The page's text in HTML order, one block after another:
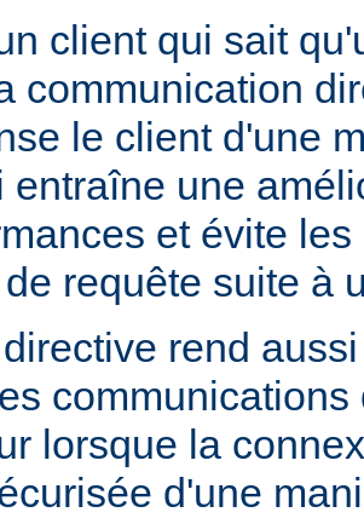
client qui sait
communication
le client d'une
entraîne une
et évite
requête suite à
rend
communications
lorsque la
d'une